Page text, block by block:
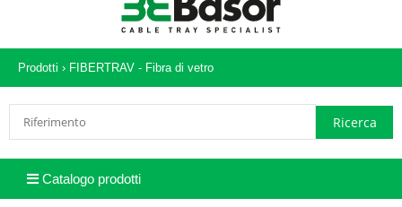
Prodotti › FIBERTRAV - Fibra di vetro
Catalogo prodotti